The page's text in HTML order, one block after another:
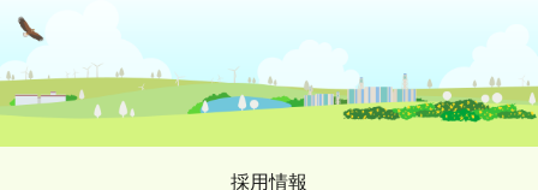
採用情報